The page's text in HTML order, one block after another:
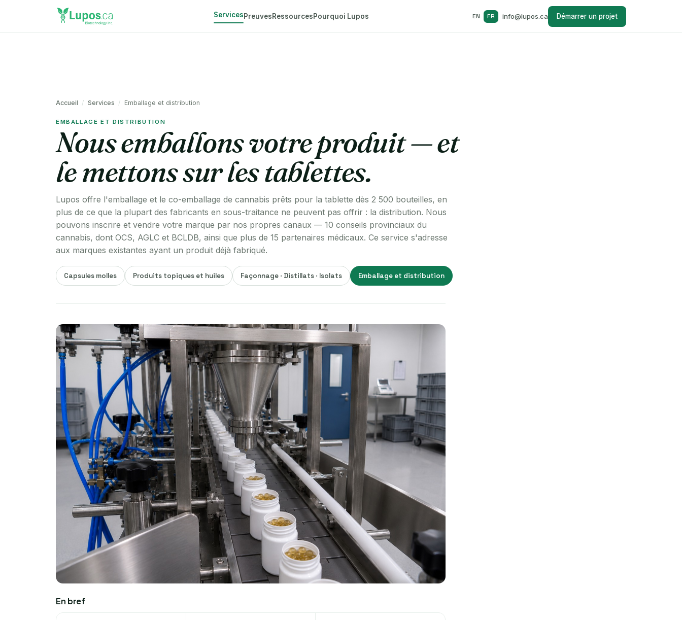
ServicesPreuvesRessourcesPourquoi Lupos EN FR info@lupos.ca Démarrer un projet
Accueil / Services / Emballage et distribution
EMBALLAGE ET DISTRIBUTION
Nous emballons votre produit — et
le mettons sur les tablettes.
Lupos offre l'emballage et le co-emballage de cannabis prêts pour la tablette dès 2 500 bouteilles, en
plus de ce que la plupart des fabricants en sous-traitance ne peuvent pas offrir : la distribution. Nous
pouvons inscrire et vendre votre marque par nos propres canaux — 10 conseils provinciaux du
cannabis, dont OCS, AGLC et BCLDB, ainsi que plus de 15 partenaires médicaux. Ce service s'adresse
aux marques existantes ayant un produit déjà fabriqué.
Capsules molles Produits topiques et huiles Façonnage · Distillats · Isolats Emballage et distribution
En bref